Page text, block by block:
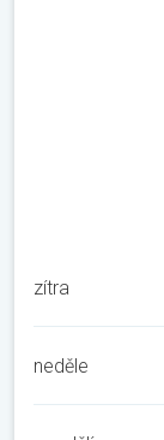
zítra
neděle